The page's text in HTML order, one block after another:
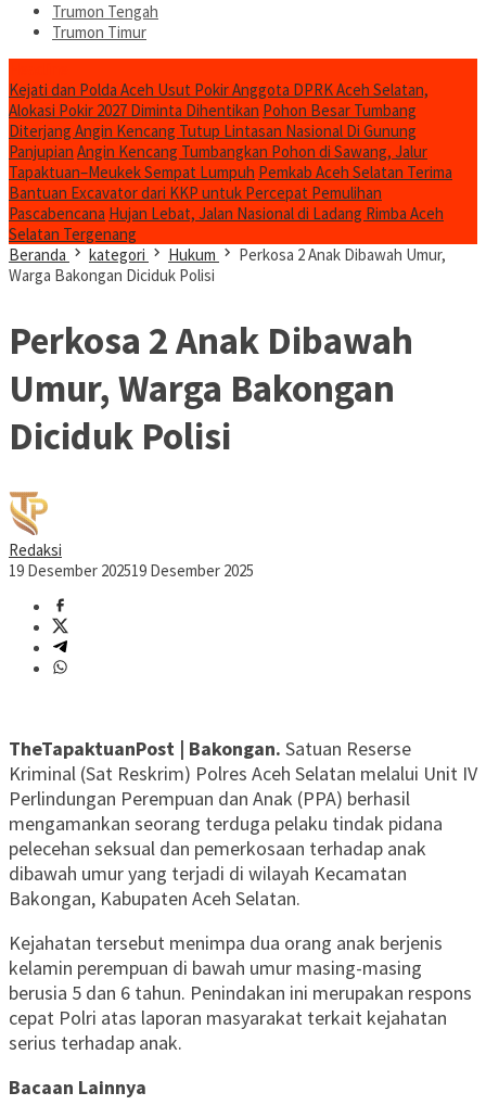
Trumon Tengah
Trumon Timur
Kejati dan Polda Aceh Usut Pokir Anggota DPRK Aceh Selatan,
Alokasi Pokir 2027 Diminta Dihentikan Pohon Besar Tumbang
Diterjang Angin Kencang Tutup Lintasan Nasional Di Gunung
Panjupian Angin Kencang Tumbangkan Pohon di Sawang, Jalur
Tapaktuan–Meukek Sempat Lumpuh Pemkab Aceh Selatan Terima
Bantuan Excavator dari KKP untuk Percepat Pemulihan
Pascabencana Hujan Lebat, Jalan Nasional di Ladang Rimba Aceh
Selatan Tergenang
Beranda
kategori Hukum
Perkosa 2 Anak Dibawah Umur,
Warga Bakongan Diciduk Polisi
Perkosa 2 Anak Dibawah
Umur, Warga Bakongan
Diciduk Polisi
Redaksi
19 Desember 202519 Desember 2025
TheTapaktuanPost | Bakongan. Satuan Reserse
Kriminal (Sat Reskrim) Polres Aceh Selatan melalui Unit IV
Perlindungan Perempuan dan Anak (PPA) berhasil
mengamankan seorang terduga pelaku tindak pidana
pelecehan seksual dan pemerkosaan terhadap anak
dibawah umur yang terjadi di wilayah Kecamatan
Bakongan, Kabupaten Aceh Selatan.
Kejahatan tersebut menimpa dua orang anak berjenis
kelamin perempuan di bawah umur masing-masing
berusia 5 dan 6 tahun. Penindakan ini merupakan respons
cepat Polri atas laporan masyarakat terkait kejahatan
serius terhadap anak.
Bacaan Lainnya